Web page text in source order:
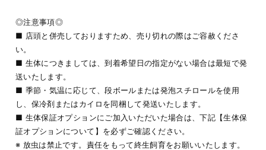
◎注意事項◎
■ 店頭と併売しておりますため、売り切れの際はご容赦くださ
い。
■ 生体につきましては、到着希望日の指定がない場合は最短で発
送いたします。
■ 季節・気温に応じて、段ボールまたは発泡スチロールを使用
し、保冷剤またはカイロを同梱して発送いたします。
■ 生体保証オプションにご加入いただいた場合は、下記【生体保
証オプションについて】を必ずご確認ください。
※ 放虫は禁止です。責任をもって終生飼育をお願いいたします。